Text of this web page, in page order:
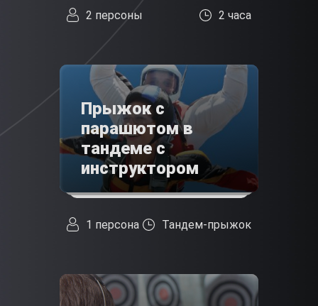
2 персоны 2 часа
Прыжок с
парашютом в
тандеме с
инструктором
1 персона Тандем-прыжок